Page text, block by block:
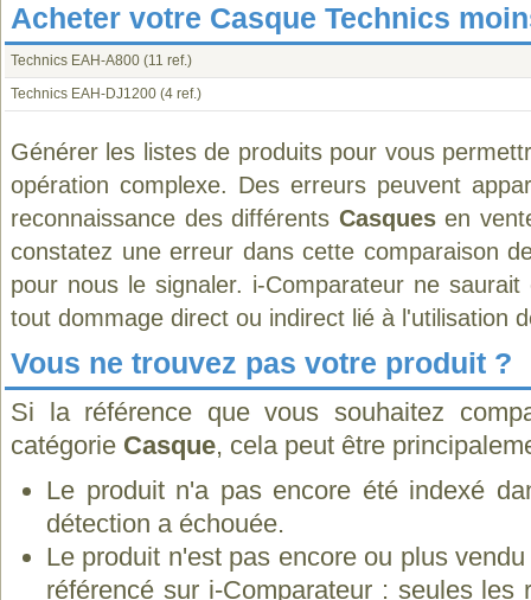
Acheter votre Casque Technics
Technics EAH-A800 (11 ref.)
Technics EAH-DJ1200 (4 ref.)
Générer les listes de produits pour vous
opération complexe. Des erreurs peuvent
reconnaissance des différents Casquesen
constatez une erreur dans cette comparaison
pour nous le signaler. i-Comparateur ne
tout dommage direct ou indirect lié à l'utilisation
Vous ne trouvez pas votre produit ?
Si la référence que vous souhaitez
catégorie Casque, cela peut être
Le produit n'a pas encore été indexé
détection a échouée.
Le produit n'est pas encore ou plus
référencé sur i-Comparateur : seules les